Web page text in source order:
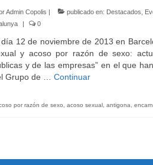
Admin Copolis | publicado en: Destacados
| 0
día 12 de noviembre de 2013 en
y acoso por razón de sexo:
y de las empresas” en el que
Grupo de … Continuar
por razón de sexo acoso sexual, antigona